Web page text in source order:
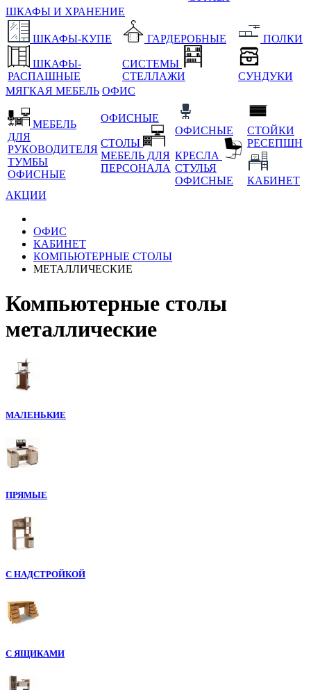
ШКАФЫ И ХРАНЕНИЕ
ШКАФЫ-КУПЕ
ШКАФЫ-
РАСПАШНЫЕ
ГАРДЕРОБНЫЕ
СИСТЕМЫ
СТЕЛЛАЖИ
ПОЛКИ
СУНДУКИ
МЯГКАЯ МЕБЕЛЬ ОФИС
МЕБЕЛЬ
ДЛЯ
РУКОВОДИТЕЛЯ
ТУМБЫ
ОФИСНЫЕ
ОФИСНЫЕ
СТОЛЫ
МЕБЕЛЬ ДЛЯ
ПЕРСОНАЛА
ОФИСНЫЕ
КРЕСЛА
СТУЛЬЯ
ОФИСНЫЕ
СТОЙКИ
РЕСЕПШН
КАБИНЕТ
АКЦИИ
ОФИС
КАБИНЕТ
КОМПЬЮТЕРНЫЕ СТОЛЫ
МЕТАЛЛИЧЕСКИЕ
Компьютерные столы
металлические
МАЛЕНЬКИЕ
ПРЯМЫЕ
С НАДСТРОЙКОЙ
С ЯЩИКАМИ